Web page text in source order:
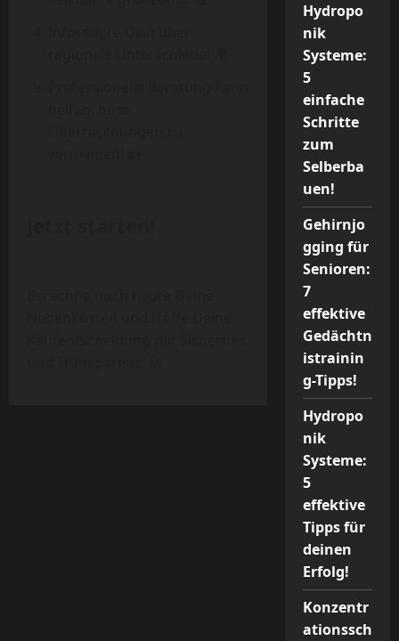
Hydropo
nik
Systeme:
5
einfache
Schritte
zum
Selberba
uen!
Gehirnjo
gging für
Senioren:
7
effektive
Gedächtn
istrainin
g-Tipps!
Hydropo
nik
Systeme:
5
effektive
Tipps für
deinen
Erfolg!
Konzentr
ationssch